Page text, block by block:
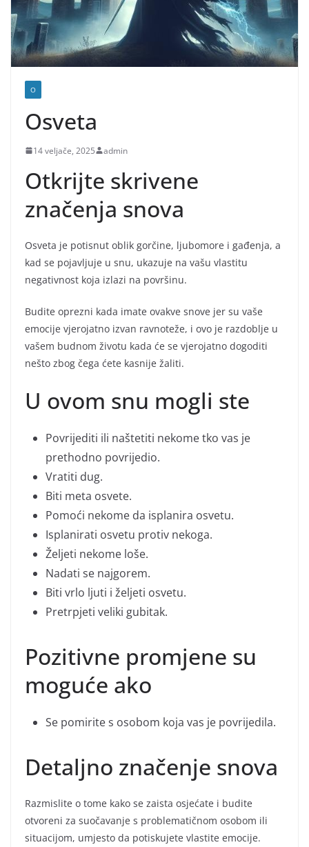
O
Osveta
14 veljače, 2025 admin
Otkrijte skrivene
značenja snova
Osveta je potisnut oblik gorčine, ljubomore i gađenja, a
kad se pojavljuje u snu, ukazuje na vašu vlastitu
negativnost koja izlazi na površinu.
Budite oprezni kada imate ovakve snove jer su vaše
emocije vjerojatno izvan ravnoteže, i ovo je razdoblje u
vašem budnom životu kada će se vjerojatno dogoditi
nešto zbog čega ćete kasnije žaliti.
U ovom snu mogli ste
Povrijediti ili naštetiti nekome tko vas je
prethodno povrijedio.
Vratiti dug.
Biti meta osvete.
Pomoći nekome da isplanira osvetu.
Isplanirati osvetu protiv nekoga.
Željeti nekome loše.
Nadati se najgorem.
Biti vrlo ljuti i željeti osvetu.
Pretrpjeti veliki gubitak.
Pozitivne promjene su
moguće ako
Se pomirite s osobom koja vas je povrijedila.
Detaljno značenje snova
Razmislite o tome kako se zaista osjećate i budite
otvoreni za suočavanje s problematičnom osobom ili
situacijom, umjesto da potiskujete vlastite emocije.